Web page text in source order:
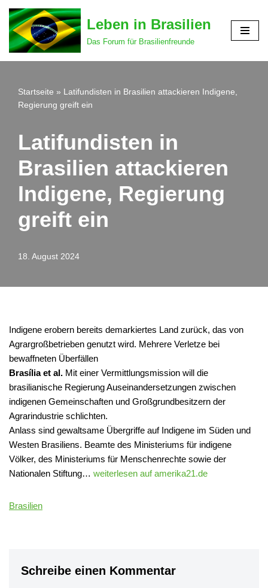
Zum
Inhalt
springen
Leben in Brasilien
Das Forum für Brasilienfreunde
Startseite » Latifundisten in Brasilien attackieren Indigene,
Regierung greift ein
Latifundisten in
Brasilien attackieren
Indigene, Regierung
greift ein
18. August 2024
Indigene erobern bereits demarkiertes Land zurück, das von
Agrargroßbetrieben genutzt wird. Mehrere Verletze bei
bewaffneten Überfällen
Brasília et al. Mit einer Vermittlungsmission will die
brasilianische Regierung Auseinandersetzungen zwischen
indigenen Gemeinschaften und Großgrundbesitzern der
Agrarindustrie schlichten.
Anlass sind gewaltsame Übergriffe auf Indigene im Süden und
Westen Brasiliens. Beamte des Ministeriums für indigene
Völker, des Ministeriums für Menschenrechte sowie der
Nationalen Stiftung… weiterlesen auf amerika21.de
Brasilien
Schreibe einen Kommentar